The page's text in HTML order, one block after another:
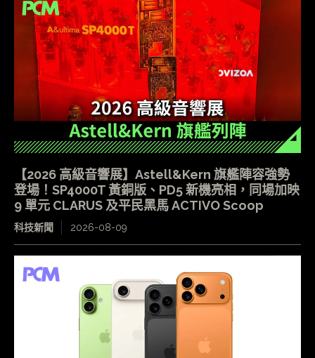
【2026 高級音響展】Astell&Kern 旗艦陣容強勢
登場！SP4000T 黃銅版、PD5 新機亮相，同場加映
9 單元 CLARUS 及平民黑馬 ACTIVO Scoop
科技新聞 2026-08-09